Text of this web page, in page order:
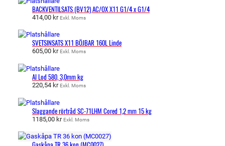
BACKVENTILSATS (BV12) AC/OX X11 G1/4 x G1/4
414,00 kr Exkl. Moms
SVETSINSATS X11 BÖJBAR 160L Linde
605,00 kr Exkl. Moms
Al Lod 580, 3,0mm kg
220,54 kr Exkl. Moms
Slaggande rörtråd SC-71LHM Cored 1,2 mm 15 kg
1185,00 kr Exkl. Moms